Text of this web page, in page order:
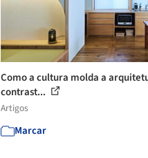
Como a cultura molda a
contrast...
Artigos
Marcar